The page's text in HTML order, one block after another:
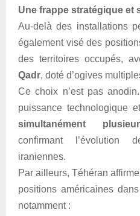
Une frappe stratégique et
Au-delà des installations
également visé des
des territoires occupés,
Qadr, doté d’ogives
Ce choix n’est pas
puissance technologique
simultanément
confirmant l’évolution
iraniennes.
Par ailleurs, Téhéran
positions américaines
notamment :